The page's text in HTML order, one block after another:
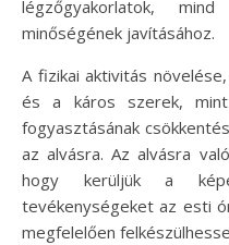
légzőgyakorlatok,
minőségének javításához.
A fizikai aktivitás
és a káros szerek,
fogyasztásának
az alvásra. Az alvásra
hogy kerüljük a
tevékenységeket az esti
megfelelően